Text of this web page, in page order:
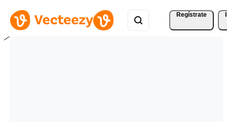
Regístrate